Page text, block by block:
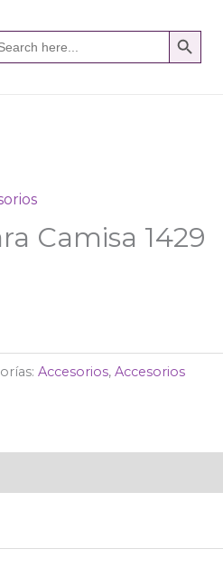
SEARCH BUTTON
Camisa 1429
Accesorios,Accesorios